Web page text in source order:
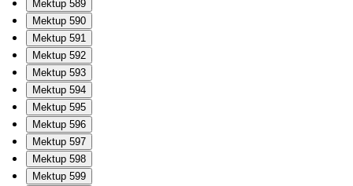
Mektup 589
Mektup 590
Mektup 591
Mektup 592
Mektup 593
Mektup 594
Mektup 595
Mektup 596
Mektup 597
Mektup 598
Mektup 599